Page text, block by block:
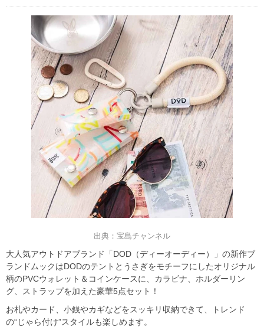
出典：宝島チャンネル
大人気アウトドアブランド「DOD（ディーオーディー）」の新作ブ
ランドムックはDODのテントとうさぎをモチーフにしたオリジナル
柄のPVCウォレット＆コインケースに、カラビナ、ホルダーリン
グ、ストラップを加えた豪華5点セット！
お札やカード、小銭やカギなどをスッキリ収納できて、トレンド
の“じゃら付け”スタイルも楽しめます。